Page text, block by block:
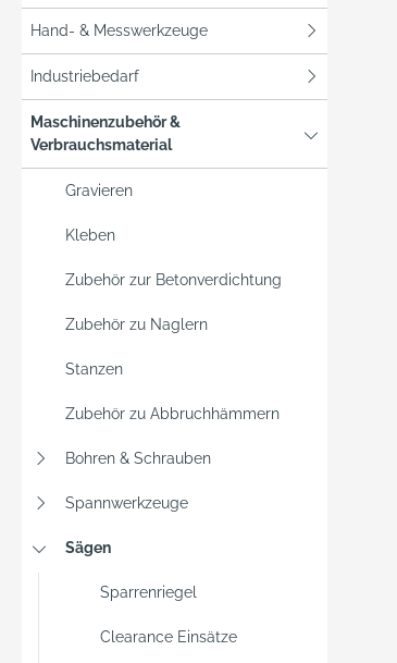
Hand- & Messwerkzeuge
Industriebedarf
Maschinenzubehör &
Verbrauchsmaterial
Gravieren
Kleben
Zubehör zur Betonverdichtung
Zubehör zu Naglern
Stanzen
Zubehör zu Abbruchhämmern
Bohren & Schrauben
Spannwerkzeuge
Sägen
Sparrenriegel
Clearance Einsätze